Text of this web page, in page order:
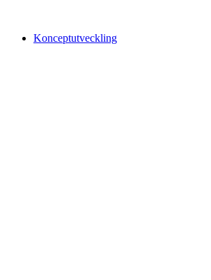
Konceptutveckling